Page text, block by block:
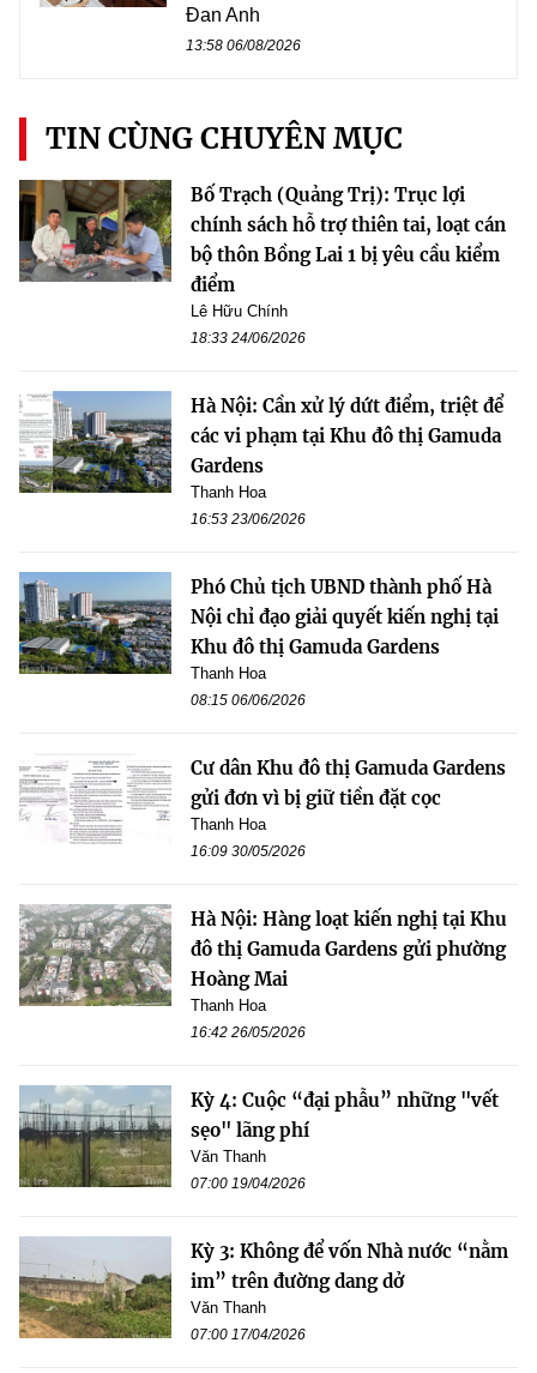
Đan Anh
13:58 06/08/2026
TIN CÙNG CHUYÊN MỤC
Bố Trạch (Quảng Trị): Trục lợi
chính sách hỗ trợ thiên tai, loạt cán
bộ thôn Bồng Lai 1 bị yêu cầu kiểm
điểm
Lê Hữu Chính
18:33 24/06/2026
Hà Nội: Cần xử lý dứt điểm, triệt để
các vi phạm tại Khu đô thị Gamuda
Gardens
Thanh Hoa
16:53 23/06/2026
Phó Chủ tịch UBND thành phố Hà
Nội chỉ đạo giải quyết kiến nghị tại
Khu đô thị Gamuda Gardens
Thanh Hoa
08:15 06/06/2026
Cư dân Khu đô thị Gamuda Gardens
gửi đơn vì bị giữ tiền đặt cọc
Thanh Hoa
16:09 30/05/2026
Hà Nội: Hàng loạt kiến nghị tại Khu
đô thị Gamuda Gardens gửi phường
Hoàng Mai
Thanh Hoa
16:42 26/05/2026
Kỳ 4: Cuộc “đại phẫu” những "vết
sẹo" lãng phí
Văn Thanh
07:00 19/04/2026
Kỳ 3: Không để vốn Nhà nước “nằm
im” trên đường dang dở
Văn Thanh
07:00 17/04/2026